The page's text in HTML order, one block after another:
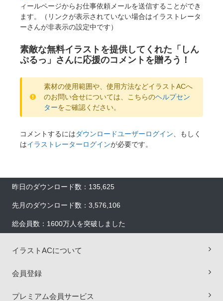
ィールページからお仕事依頼メールを送信することができ
ます。（リンクが表示されていない場合はイラストレータ
ーさんが非表示の設定中です）
素敵な無料イラストを提供してくれた「しん
ぷるっ」さんに応援のコメントを贈ろう！
素材の使用範囲や、使用方法などイラストACへ
のお問い合せについては、こちらのヘルプセン
ターをご確認ください。
コメントするにはダウンロードユーザーログイン 、もしく
はイラストレーターログインが必要です。
昨日のダウンロード数：135,625
先月のダウンロード数：3,576,106
総会員数：1600万人を突破しました
イラストACについて
会員登録
プレミアム会員サービス